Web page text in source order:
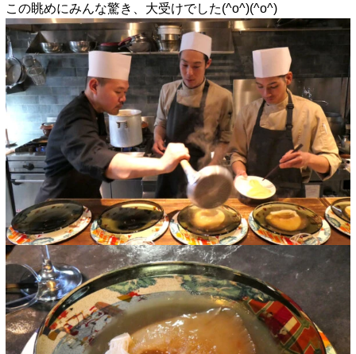
この眺めにみんな驚き、大受けでした(^o^)(^o^)